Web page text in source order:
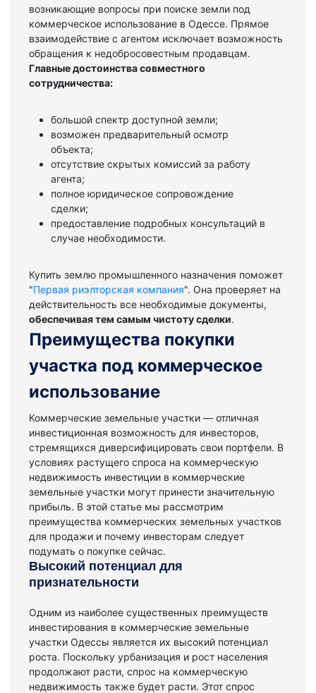
возникающие вопросы при поиске земли под
коммерческое использование в Одессе. Прямое
взаимодействие с агентом исключает возможность
обращения к недобросовестным продавцам.
Главные достоинства совместного
сотрудничества:
большой спектр доступной земли;
возможен предварительный осмотр
объекта;
отсутствие скрытых комиссий за работу
агента;
полное юридическое сопровождение
сделки;
предоставление подробных консультаций в
случае необходимости.
Купить землю промышленного назначения поможет
"Первая риэлторская компания". Она проверяет на
действительность все необходимые документы,
обеспечивая тем самым чистоту сделки.
Преимущества покупки
участка под коммерческое
использование
Коммерческие земельные участки — отличная
инвестиционная возможность для инвесторов,
стремящихся диверсифицировать свои портфели. В
условиях растущего спроса на коммерческую
недвижимость инвестиции в коммерческие
земельные участки могут принести значительную
прибыль. В этой статье мы рассмотрим
преимущества коммерческих земельных участков
для продажи и почему инвесторам следует
подумать о покупке сейчас.
Высокий потенциал для
признательности
Одним из наиболее существенных преимуществ
инвестирования в коммерческие земельные
участки Одессы является их высокий потенциал
роста. Поскольку урбанизация и рост населения
продолжают расти, спрос на коммерческую
недвижимость также будет расти. Этот спрос